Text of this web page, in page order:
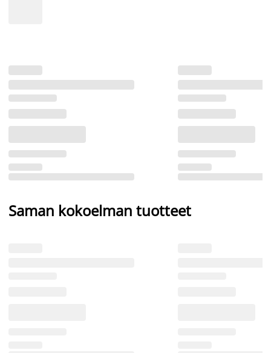
Saman kokoelman tuotteet